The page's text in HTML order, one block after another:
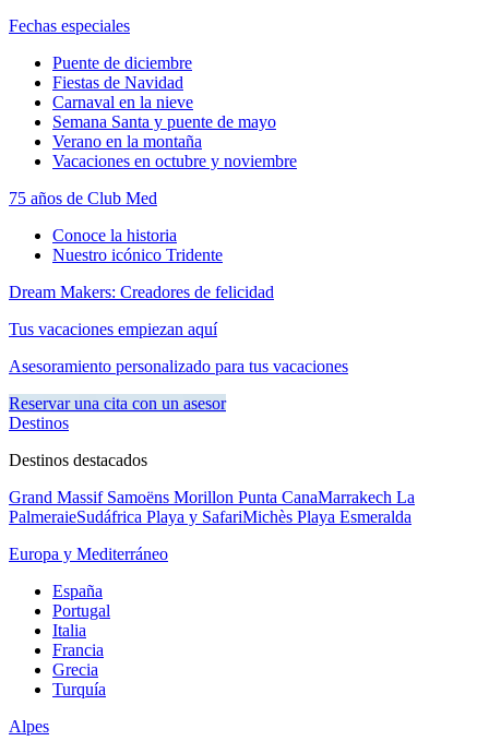
Fechas especiales
Puente de diciembre
Fiestas de Navidad
Carnaval en la nieve
Semana Santa y puente de mayo
Verano en la montaña
Vacaciones en octubre y noviembre
75 años de Club Med
Conoce la historia
Nuestro icónico Tridente
Dream Makers: Creadores de felicidad
Tus vacaciones empiezan aquí
Asesoramiento personalizado para tus vacaciones
Reservar una cita con un asesor
Destinos
Destinos destacados
Grand Massif Samoëns Morillon Punta CanaMarrakech La
PalmeraieSudáfrica Playa y SafariMichès Playa Esmeralda
Europa y Mediterráneo
España
Portugal
Italia
Francia
Grecia
Turquía
Alpes